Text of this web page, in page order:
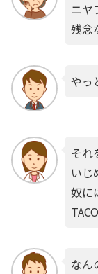
ニヤ
残念
やっ
それ
いじ
奴に
なん